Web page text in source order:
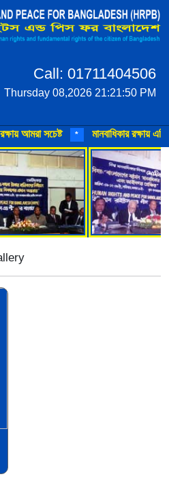
Call: 01711404506
Thursday 08,2026 21:21:50 PM
আমরা সচেষ্ট মানবাধিকার রক্ষায়